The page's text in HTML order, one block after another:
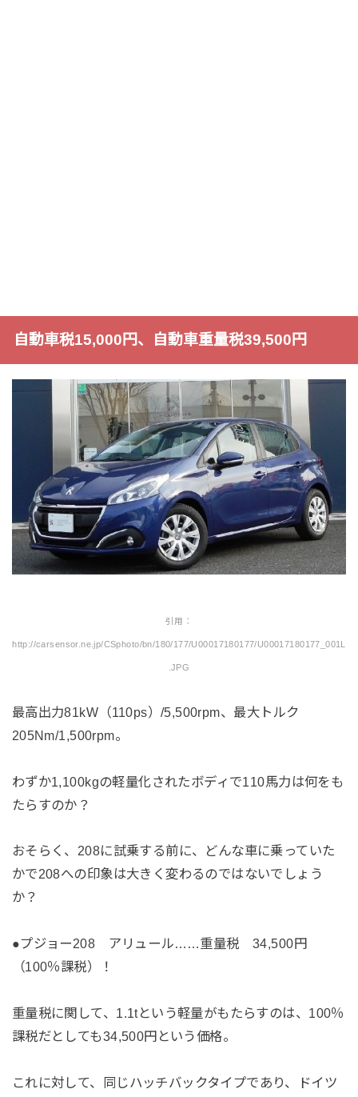
自動車税15,000円、自動車重量税39,500円
引用：
http://carsensor.ne.jp/CSphoto/bn/180/177/U00017180177/U00017180177_001L
.JPG
最高出力81kW（110ps）/5,500rpm、最大トルク
205Nm/1,500rpm。
わずか1,100kgの軽量化されたボディで110馬力は何をも
たらすのか？
おそらく、208に試乗する前に、どんな車に乗っていた
かで208への印象は大きく変わるのではないでしょう
か？
●プジョー208 アリュール……重量税 34,500円
（100％課税）！
重量税に関して、1.1tという軽量がもたらすのは、100％
課税だとしても34,500円という価格。
これに対して、同じハッチバックタイプであり、ドイツ